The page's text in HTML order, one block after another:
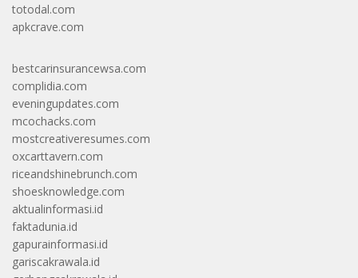
totodal.com
apkcrave.com
bestcarinsurancewsa.com
complidia.com
eveningupdates.com
mcochacks.com
mostcreativeresumes.com
oxcarttavern.com
riceandshinebrunch.com
shoesknowledge.com
aktualinformasi.id
faktadunia.id
gapurainformasi.id
gariscakrawala.id